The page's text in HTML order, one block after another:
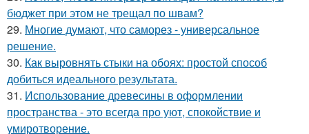
бюджет при этом не трещал по швам?
29. Многие думают, что саморез - универсальное
решение.
30. Как выровнять стыки на обоях: простой способ
добиться идеального результата.
31. Использование древесины в оформлении
пространства - это всегда про уют, спокойствие и
умиротворение.